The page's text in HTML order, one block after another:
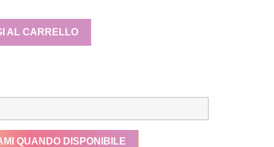
AL CARRELLO
QUANDO DISPONIBILE